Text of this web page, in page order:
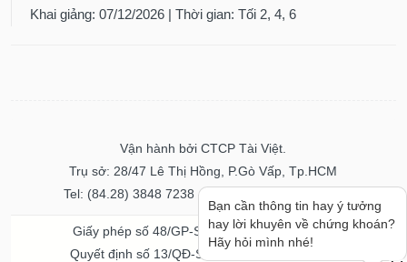
Khai giảng: 07/12/2026 | Thời gian: Tối 2, 4, 6
Vận hành bởi CTCP Tài Việt.
Trụ sở: 28/47 Lê Thị Hồng, P.Gò Vấp, Tp.HCM
Tel: (84.28) 3848 7238 - Fax: (84.28) 3848 7237
Giấy phép số 48/GP-STTTT ngày 04/11/2016
Quyết định số 13/QĐ-STTTT ngày 02/11/2017
Bạn cần thông tin hay ý tưởng
hay lời khuyên về chứng khoán?
Hãy hỏi mình nhé!